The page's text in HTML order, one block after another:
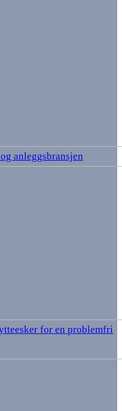
anleggsbransjen
for en problemfri